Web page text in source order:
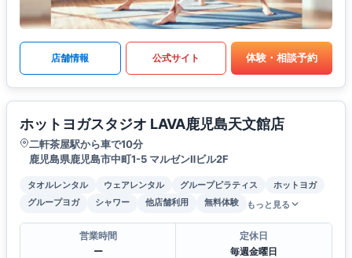
店舗情報 公式サイト 体験・相談予約
ホットヨガスタジオ LAVA鹿児島天文館店
二軒茶屋駅から車で10分
鹿児島県鹿児島市中町1-5 マルゼンⅡビル2F
タオルレンタル ウェアレンタル グループピラティス
ホットヨガ
グループヨガ
シャワー 他店舗利用 無料体験 もっと見る
営業時間
ー
定休日
毎週金曜日